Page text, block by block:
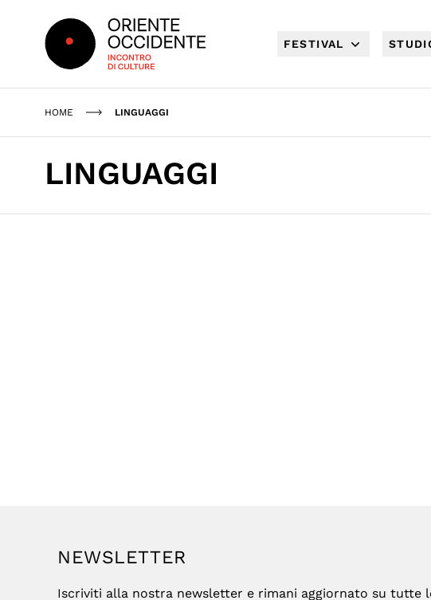
Oriente Occidente
FESTIVAL
HOME LINGUAGGI
LINGUAGGI
NEWSLETTER
Iscriviti alla nostra newsletter e rimani aggiornato su tutte